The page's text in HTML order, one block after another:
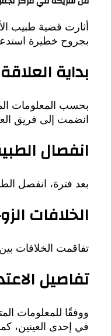
أثارت قضية طبيب
بجروح خطيرة
بداية
بحسب المعلومات
انضمت إلى فريق
انفصال
بعد فترة، انفصل
الخلافات
تفاقمت الخلافات بين
تفاصيل
ووفقًا للمعلومات
في إحدى العينين،